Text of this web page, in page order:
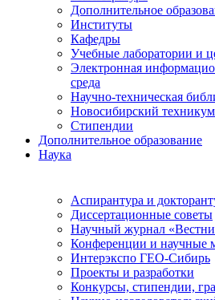
Дополнительное
Институты
Кафедры
Учебные лаборатории и
Электронная
среда
Научно-техническая
Новосибирский
Стипендии
Дополнительное образование
Наука
Аспирантура и
Диссертационные советы
Научный журнал
Конференции и научные
Интерэкспо ГЕО-Сибирь
Проекты и разработки
Конкурсы, стипендии,